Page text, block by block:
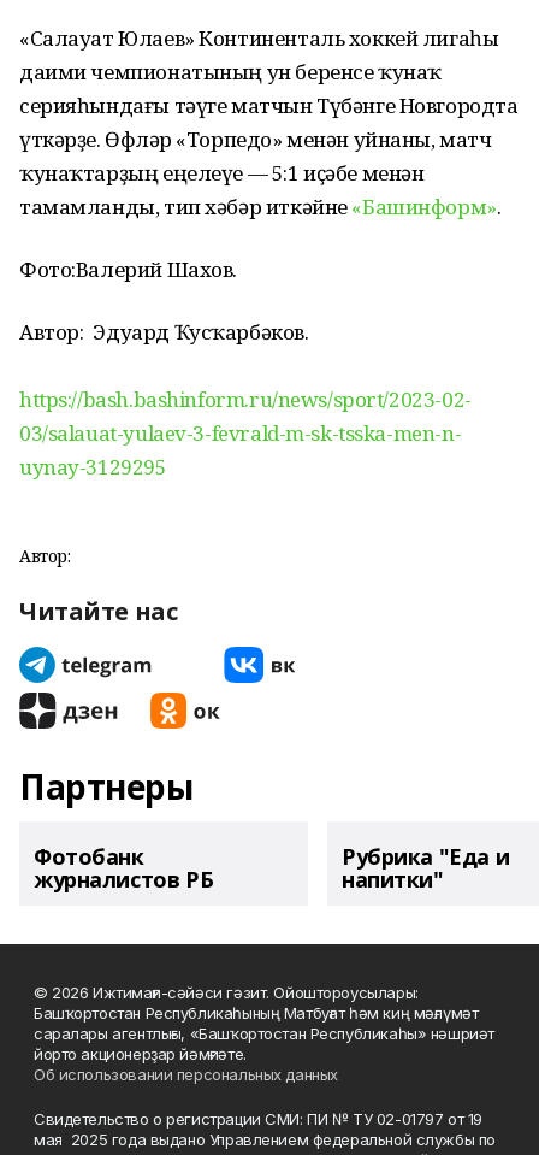
«Салауат Юлаев» Континенталь хоккей лигаһы
даими чемпионатының ун беренсе ҡунаҡ
серияһындағы тәүге матчын Түбәнге Новгородта
үткәрҙе. Өфөләр «Торпедо» менән уйнаны, матч
ҡунаҡтарҙың еңелеүе — 5:1 иҫәбе менән
тамамланды, тип хәбәр иткәйне«Башинформ».
Фото:Валерий Шахов.
Автор: Эдуард Ҡусҡарбәков.
https://bash.bashinform.ru/news/sport/2023-02-
03/salauat-yulaev-3-fevrald-m-sk-tsska-men-n-
uynay-3129295
Автор:
Читайте нас
Партнеры
Фотобанк
журналистов РБ
Рубрика "Еда и
напитки"
© 2026 Ижтимағи-сәйәси гәзит. Ойоштороусылары:
Башҡортостан Республикаһының Матбуғат һәм киң мәғлүмәт
саралары агентлығы, «Башҡортостан Республикаһы» нәшриәт
йорто акционерҙар йәмғиәте.
Об использовании персональных данных
Свидетельство о регистрации СМИ: ПИ № ТУ 02-01797 от 19
мая 2025 года выдано Управлением федеральной службы по